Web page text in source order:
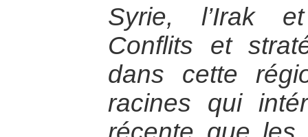
Syrie, l’Irak
Conflits et
dans cette
racines qui